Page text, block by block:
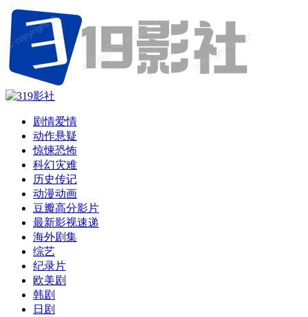
剧情爱情
动作悬疑
惊悚恐怖
科幻灾难
历史传记
动漫动画
豆瓣高分影片
最新影视速递
海外剧集
综艺
纪录片
欧美剧
韩剧
日剧